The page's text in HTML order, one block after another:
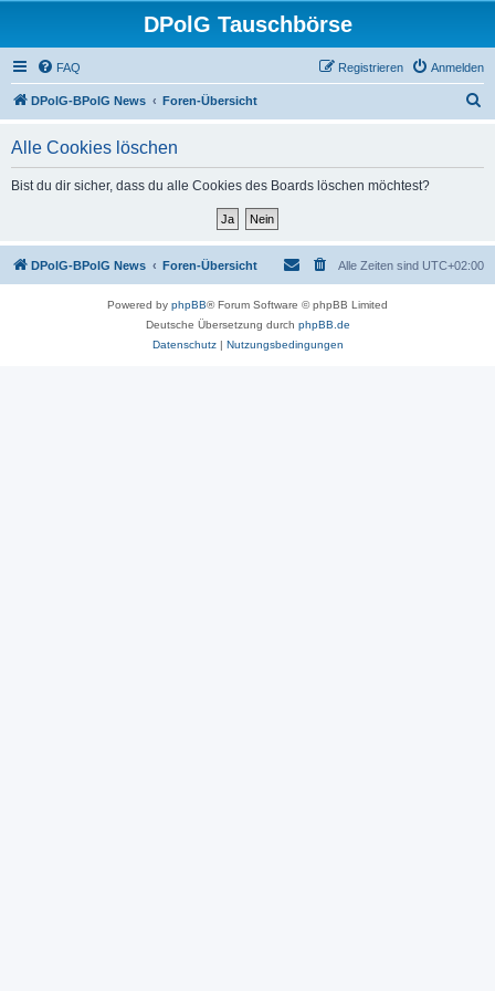
DPolG Tauschbörse
FAQ Anmelden
Registrieren
DPolG-BPolG News Foren-Übersicht
Alle Cookies löschen
Bist du dir sicher, dass du alle Cookies des Boards löschen möchtest?
DPolG-BPolG News Foren-Übersicht Alle Zeiten sind UTC+02:00
Powered by phpBB® Forum Software © phpBB Limited
Deutsche Übersetzung durch phpBB.de
Datenschutz| Nutzungsbedingungen